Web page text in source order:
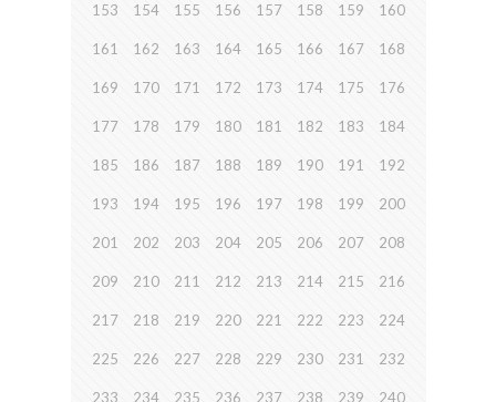
153 154 155 156 157 158 159 160
161 162 163 164 165 166 167 168
169 170 171 172 173 174 175 176
177 178 179 180 181 182 183 184
185 186 187 188 189 190 191 192
193 194 195 196 197 198 199 200
201 202 203 204 205 206 207 208
209 210 211 212 213 214 215 216
217 218 219 220 221 222 223 224
225 226 227 228 229 230 231 232
233 234 235 236 237 238 239 240